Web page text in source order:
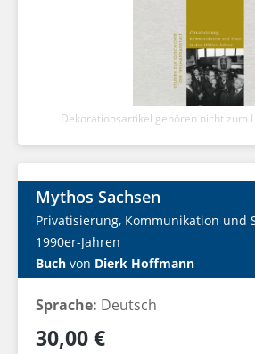
Dekorationsartikel gehören nicht zum
Mythos Sachsen
Privatisierung, Kommunikation und
1990er-Jahren
Buch von Dierk Hoffmann
Sprache: Deutsch
Regulärer Preis:
30,00 €